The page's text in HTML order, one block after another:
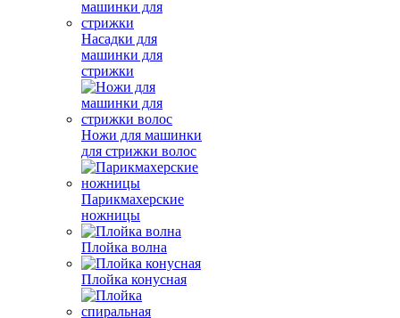
Насадки для
машинки для
стрижки
Ножи для машинки
для стрижки волос
Парикмахерские
ножницы
Плойка волна
Плойка конусная